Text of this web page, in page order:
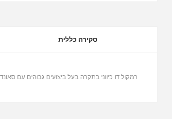
סקירה כללית
רמקול דו-כיווני בתקרה בעל ביצועים גבוהים עם